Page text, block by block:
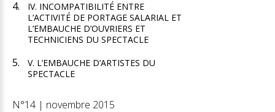
IV. INCOMPATIBILITÉ ENTRE
L’ACTIVITÉ DE PORTAGE SALARIAL ET
L’EMBAUCHE D’OUVRIERS ET
TECHNICIENS DU SPECTACLE
V. L’EMBAUCHE D’ARTISTES DU
SPECTACLE
N°14 | novembre 2015